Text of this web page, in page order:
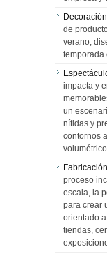
de
verano,
temporada
impacta y
un
nítidas y
contornos
proceso
escala, la
para crear
orientado
tiendas,